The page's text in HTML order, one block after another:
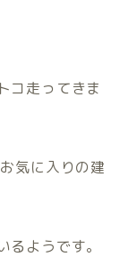
コ走ってきま
気に入りの建
ようです。